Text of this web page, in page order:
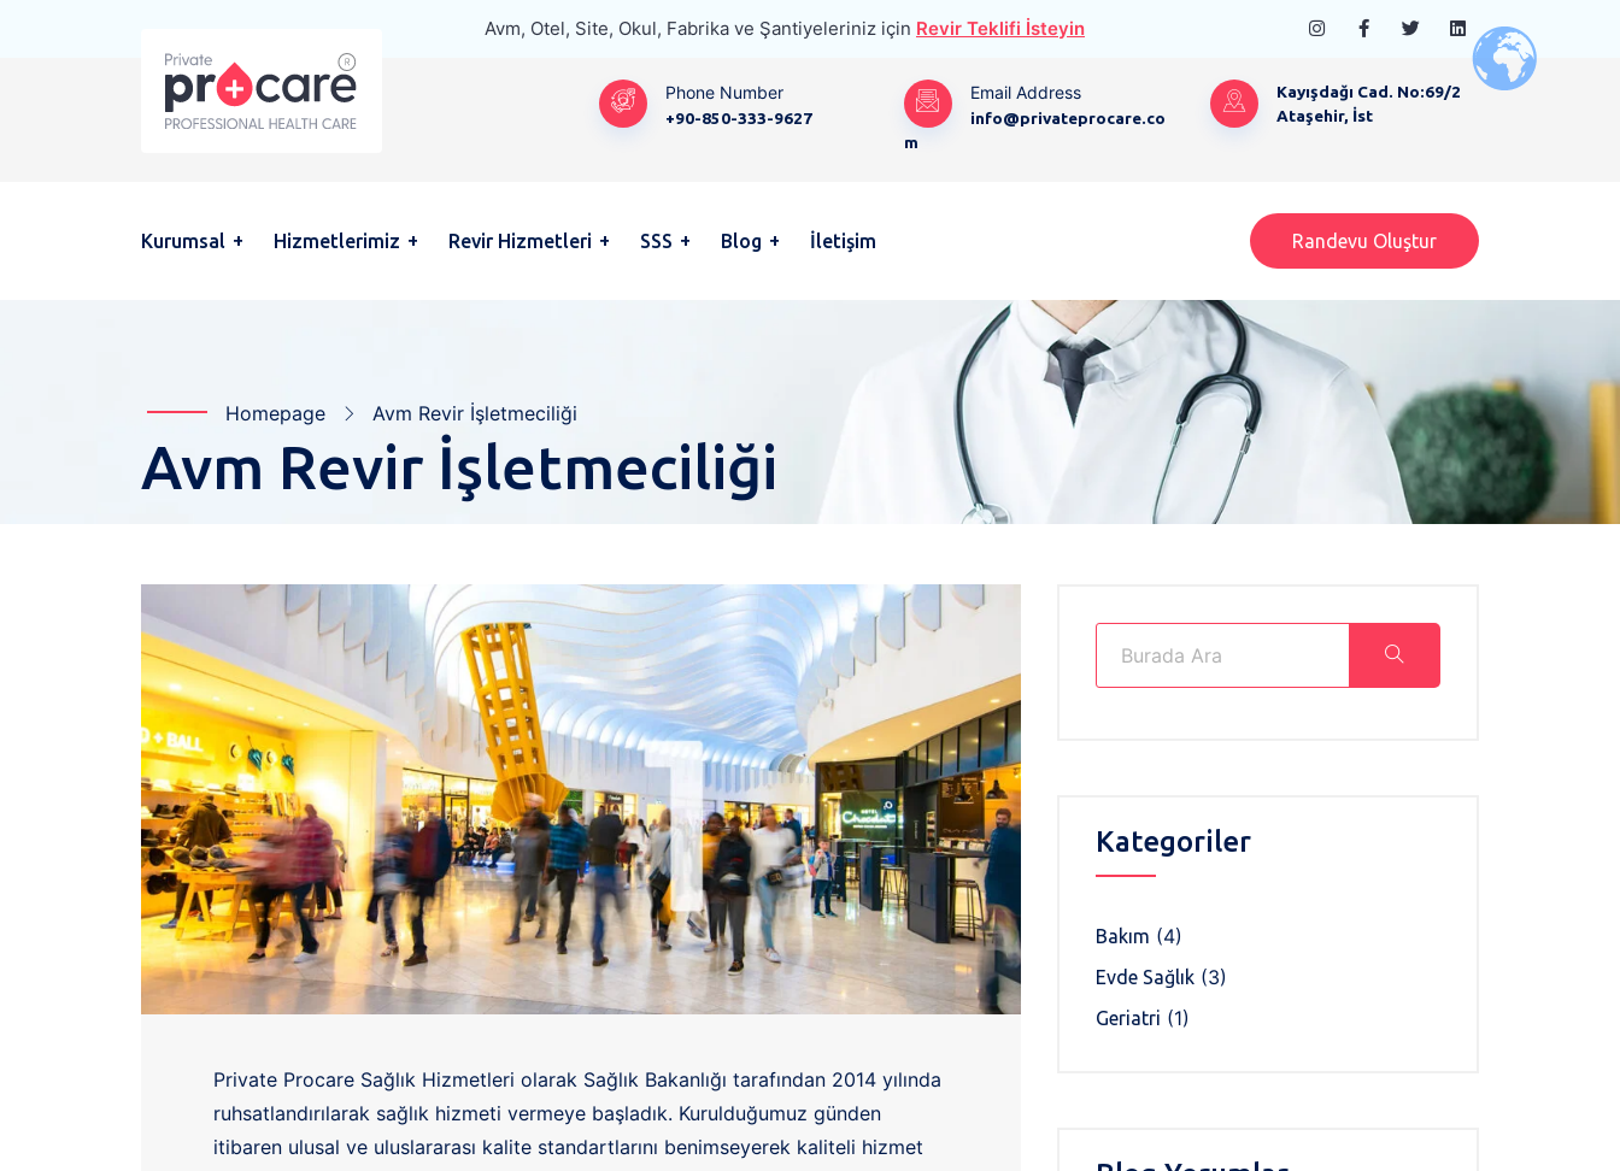
Avm, Otel, Site, Okul, Fabrika ve Şantiyeleriniz için Revir Teklifi İsteyin
Phone Number
+90-850-333-9627
Email Address
info@privateprocare.co
m
Kayışdağı Cad. No:69/2
Ataşehir, İst
Kurumsal Hizmetlerimiz Revir Hizmetleri SSS Blog İletişim Randevu Oluştur
Homepage Avm Revir İşletmeciliği
Avm Revir İşletmeciliği
Private Procare Sağlık Hizmetleri olarak Sağlık Bakanlığı tarafından 2014 yılında
ruhsatlandırılarak sağlık hizmeti vermeye başladık. Kurulduğumuz günden
itibaren ulusal ve uluslararası kalite standartlarını benimseyerek kaliteli hizmet
Kategoriler
Bakım (4)
Evde Sağlık (3)
Geriatri (1)